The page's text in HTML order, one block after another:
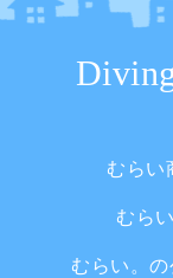
むらい
むら
むらい。